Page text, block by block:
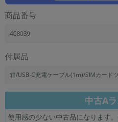
商品番号
408039
付属品
箱/USB-C充電ケーブル(1m)/SIMカード
中古A
使用感の少ない中古品になります
ドライブ
ドライブの絞り込み
ランク
「新品」「未使用」「中古」など
CPU
OSの絞り込み